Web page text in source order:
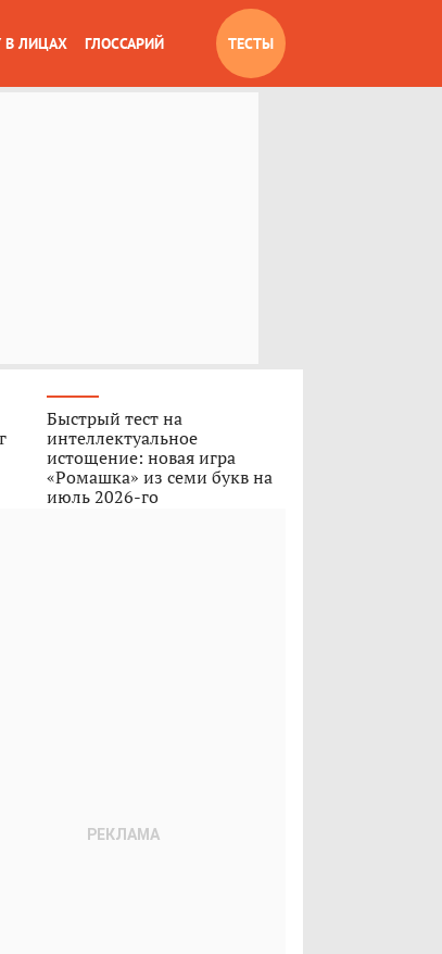
В ЛИЦАХ ГЛОССАРИЙ ТЕСТЫ
Быстрый тест на
интеллектуальное
истощение: новая игра
«Ромашка» из семи букв на
июль 2026-го